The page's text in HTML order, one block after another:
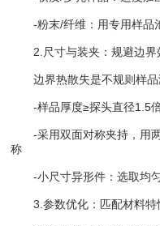
-粉末/纤维：用专用样品
2.尺寸与装夹：规避边界
边界热散失是不规则样品
-样品厚度≥探头直径1.5倍
-采用双面对称夹持，用两
称
-小尺寸异形件：选取均匀
3.参数优化：匹配材料特